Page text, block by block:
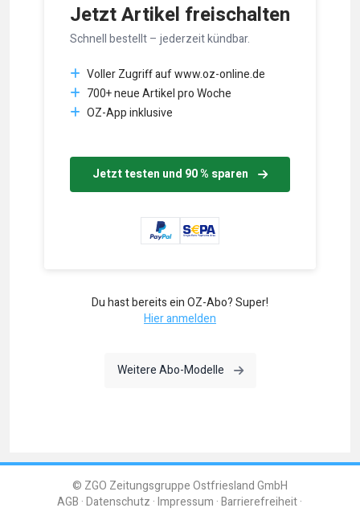
Jetzt Artikel freischalten
Schnell bestellt – jederzeit kündbar.
Voller Zugriff auf www.oz-online.de
700+ neue Artikel pro Woche
OZ-App inklusive
Jetzt testen und 90 % sparen
Du hast bereits ein OZ-Abo? Super!
Hier anmelden
Weitere Abo-Modelle
© ZGO Zeitungsgruppe Ostfriesland GmbH
AGB Datenschutz Impressum Barrierefreiheit